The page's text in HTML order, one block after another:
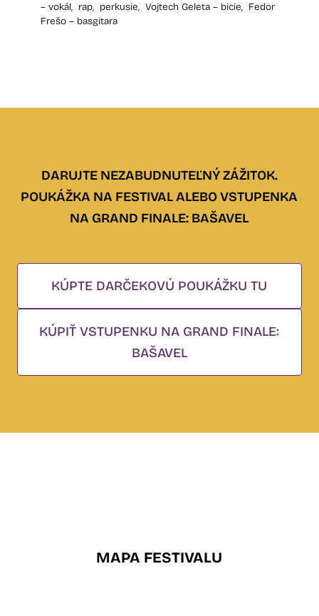
– vokál, rap, perkusie, Vojtech Geleta – bicie, Fedor
Frešo – basgitara
DARUJTE NEZABUDNUTEĽNÝ ZÁŽITOK.
POUKÁŽKA NA FESTIVAL ALEBO VSTUPENKA
NA GRAND FINALE: BAŠAVEL
KÚPTE DARČEKOVÚ POUKÁŽKU TU
KÚPIŤ VSTUPENKU NA GRAND FINALE:
BAŠAVEL
MAPA FESTIVALU